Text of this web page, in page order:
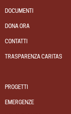
DOCUMENTI
DONA ORA
CONTATTI
TRASPARENZA CARITAS
PROGETTI
EMERGENZE